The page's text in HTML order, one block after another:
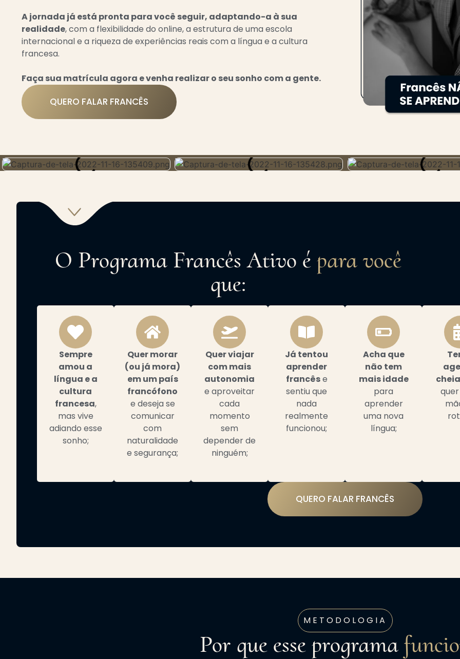
A jornada já está pronta para você seguir, adaptando-a à sua
realidade, com a flexibilidade do online, a estrutura de uma escola
internacionale a riqueza de experiências reais com a língua e a cultura
francesa.
Faça sua matrícula agora e venha realizar o seu sonho com a gente.
QUERO FALAR FRANCÊS
O Programa Francês Ativo épara você
que:
Sempre
amou a
língua e a
cultura
francesa,
mas vive
adiando esse
sonho;
Quer morar
(ou já mora)
em um país
francófono
e deseja se
comunicar
com
naturalidade
e segurança;
Quer viajar
com mais
autonomia
e aproveitar
cada
momento
sem
depender de
ninguém;
Já tentou
aprender
francêse
sentiu que
nada
realmente
funcionou;
Acha que
não tem
mais idade
para
aprender
uma nova
língua;
cheia
QUERO FALAR FRANCÊS
METODOLOGIA
Por que esse programa